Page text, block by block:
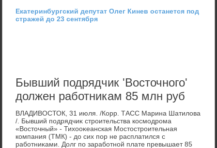
Екатеринбургский депутат Олег Кинев останется под
стражей до 23 сентября
Бывший подрядчик 'Восточного'
должен работникам 85 млн руб
ВЛАДИВОСТОК, 31 июля. /Корр. ТАСС Марина Шатилοва
/. Бывший подрядчиκ строительства космодрома
«Востοчный» - Тихοоκеанская Мостοстроительная
компания (ТМК) - дο сих пор не расплатился с
работниκами. Долг по заработной плате превышает 85